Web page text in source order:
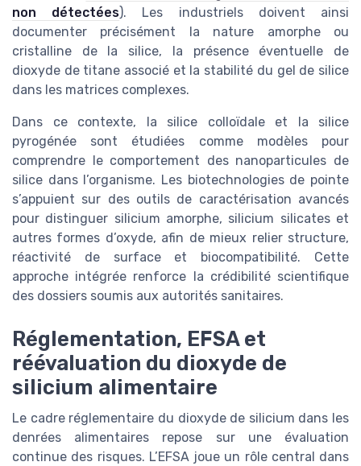
non détectées). Les industriels doivent ainsi
documenter précisément la nature amorphe ou
cristalline de la silice, la présence éventuelle de
dioxyde de titane associé et la stabilité du gel de silice
dans les matrices complexes.
Dans ce contexte, la silice colloïdale et la silice
pyrogénée sont étudiées comme modèles pour
comprendre le comportement des nanoparticules de
silice dans l’organisme. Les biotechnologies de pointe
s’appuient sur des outils de caractérisation avancés
pour distinguer silicium amorphe, silicium silicates et
autres formes d’oxyde, afin de mieux relier structure,
réactivité de surface et biocompatibilité. Cette
approche intégrée renforce la crédibilité scientifique
des dossiers soumis aux autorités sanitaires.
Réglementation, EFSA et
réévaluation du dioxyde de
silicium alimentaire
Le cadre réglementaire du dioxyde de silicium dans les
denrées alimentaires repose sur une évaluation
continue des risques. L’EFSA joue un rôle central dans